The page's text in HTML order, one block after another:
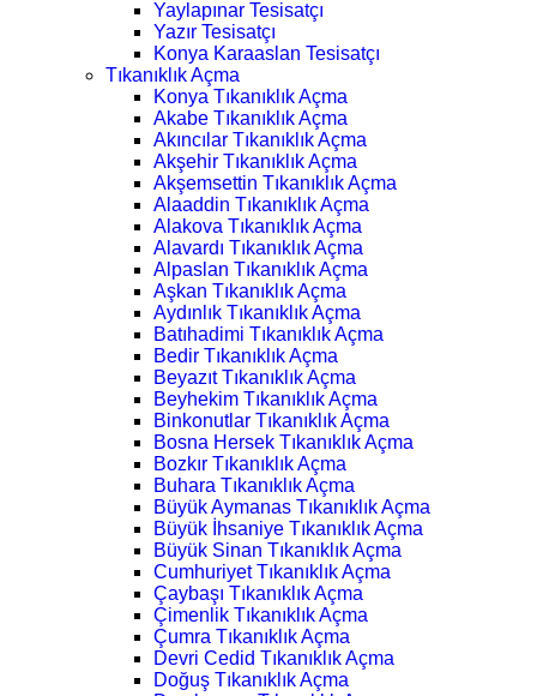
Yaylapınar Tesisatçı
Yazır Tesisatçı
Konya Karaaslan Tesisatçı
Tıkanıklık Açma
Konya Tıkanıklık Açma
Akabe Tıkanıklık Açma
Akıncılar Tıkanıklık Açma
Akşehir Tıkanıklık Açma
Akşemsettin Tıkanıklık Açma
Alaaddin Tıkanıklık Açma
Alakova Tıkanıklık Açma
Alavardı Tıkanıklık Açma
Alpaslan Tıkanıklık Açma
Aşkan Tıkanıklık Açma
Aydınlık Tıkanıklık Açma
Batıhadimi Tıkanıklık Açma
Bedir Tıkanıklık Açma
Beyazıt Tıkanıklık Açma
Beyhekim Tıkanıklık Açma
Binkonutlar Tıkanıklık Açma
Bosna Hersek Tıkanıklık Açma
Bozkır Tıkanıklık Açma
Buhara Tıkanıklık Açma
Büyük Aymanas Tıkanıklık Açma
Büyük İhsaniye Tıkanıklık Açma
Büyük Sinan Tıkanıklık Açma
Cumhuriyet Tıkanıklık Açma
Çaybaşı Tıkanıklık Açma
Çimenlik Tıkanıklık Açma
Çumra Tıkanıklık Açma
Devri Cedid Tıkanıklık Açma
Doğuş Tıkanıklık Açma